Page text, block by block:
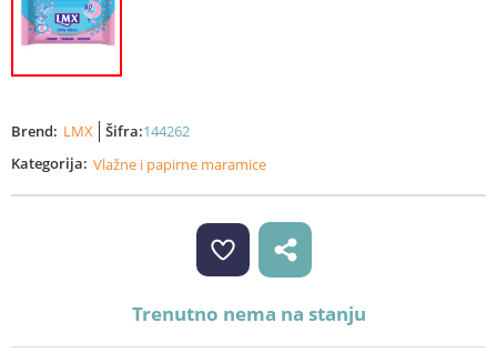
Brend: LMX Šifra:144262
Kategorija: Vlažne i papirne maramice
Trenutno nema na stanju